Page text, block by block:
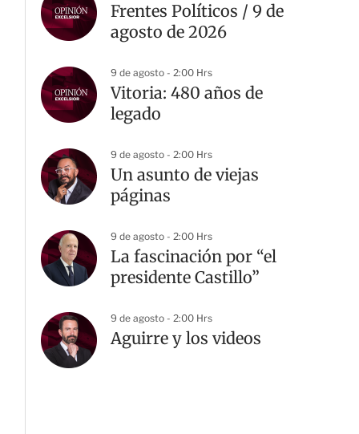
Frentes Políticos / 9 de
agosto de 2026
9 de agosto - 2:00 Hrs
Vitoria: 480 años de
legado
9 de agosto - 2:00 Hrs
Un asunto de viejas
páginas
9 de agosto - 2:00 Hrs
La fascinación por “el
presidente Castillo”
9 de agosto - 2:00 Hrs
Aguirre y los videos